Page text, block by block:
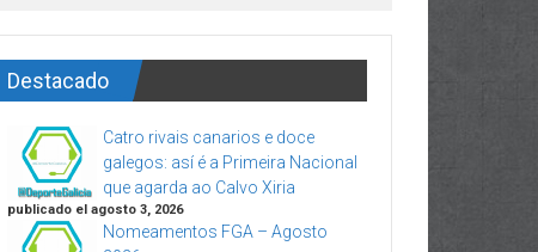
Destacado
Catro rivais canarios e doce
galegos: así é a Primeira Nacional
que agarda ao Calvo Xiria
publicado el agosto 3, 2026
Nomeamentos FGA – Agosto